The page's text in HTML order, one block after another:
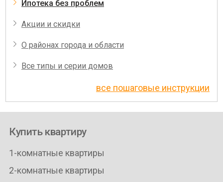
Ипотека без проблем
Акции и скидки
О районах города и области
Все типы и серии домов
все пошаговые инструкции
Купить квартиру
1-комнатные квартиры
2-комнатные квартиры